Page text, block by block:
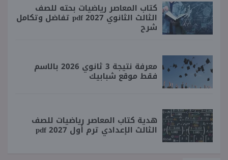
كتاب المعاصر رياضيات بحته للصف
الثالث الثانوي 2027 pdf تفاضل وتكامل
شرح
معرفة نتيجة 3 ثانوي 2026 بالاسم
فقط موقع شبابيك
هدية كتاب المعاصر رياضيات للصف
الثالث الإعدادي ترم أول 2027 pdf